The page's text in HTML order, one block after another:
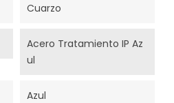
Cuarzo
Acero Tratamiento IP Az
ul
Azul